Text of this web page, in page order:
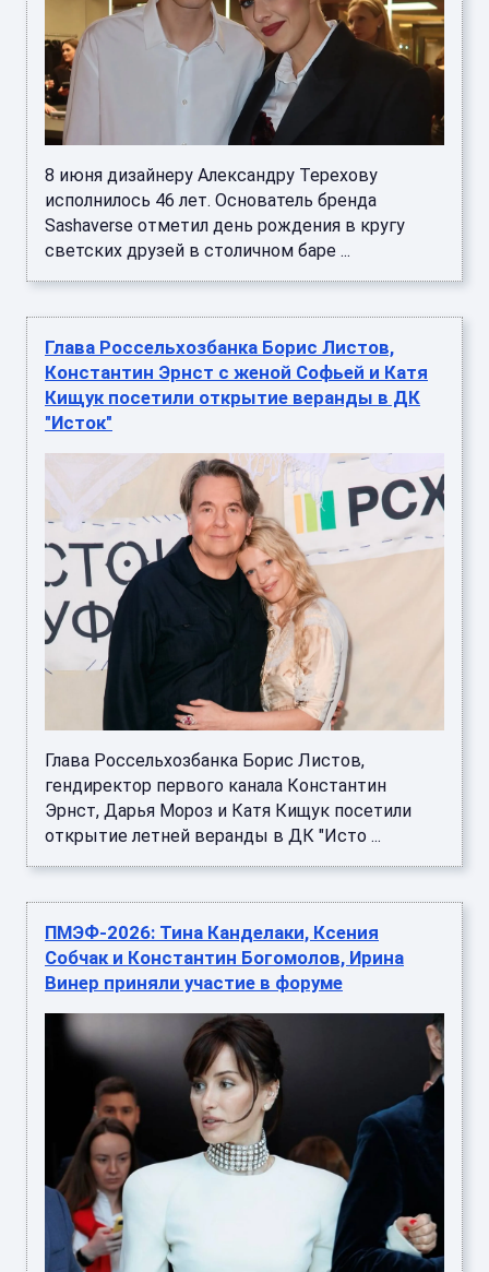
8 июня дизайнеру Александру Терехову
исполнилось 46 лет. Основатель бренда
Sashaverse отметил день рождения в кругу
светских друзей в столичном баре ...
Глава Россельхозбанка Борис Листов,
Константин Эрнст с женой Софьей и Катя
Кищук посетили открытие веранды в ДК
"Исток"
Глава Россельхозбанка Борис Листов,
гендиректор первого канала Константин
Эрнст, Дарья Мороз и Катя Кищук посетили
открытие летней веранды в ДК "Исто ...
ПМЭФ-2026: Тина Канделаки, Ксения
Собчак и Константин Богомолов, Ирина
Винер приняли участие в форуме